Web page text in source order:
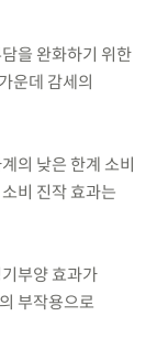
을 완화하기 위한
운데 감세의
의 낮은 한계 소비
비 진작 효과는
부양 효과가
부작용으로